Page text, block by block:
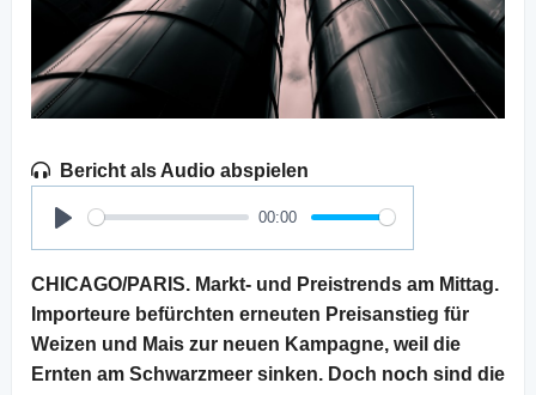
Bericht als Audio abspielen
Play
00:00
CHICAGO/PARIS. Markt- und Preistrends am Mittag.
Importeure befürchten erneuten Preisanstieg für
Weizen und Mais zur neuen Kampagne, weil die
Ernten am Schwarzmeer sinken. Doch noch sind die